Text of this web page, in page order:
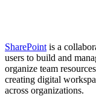
SharePoint is a
users to build and
organize team
creating digital
across organizations.